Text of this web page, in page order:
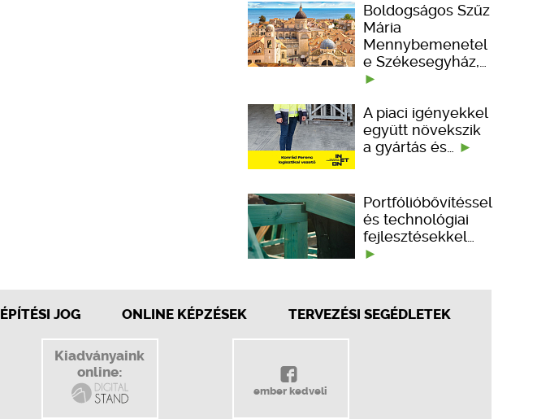
Boldogságos Szűz
Mária
Mennybemenetel
e Székesegyház,…
A piaci igényekkel
együtt növekszik
a gyártás és…
Portfólióbővítéssel
és technológiai
fejlesztésekkel…
ÉPÍTÉSI JOG ONLINE KÉPZÉSEK TERVEZÉSI SEGÉDLETEK
Kiadványaink
online:
ember kedveli